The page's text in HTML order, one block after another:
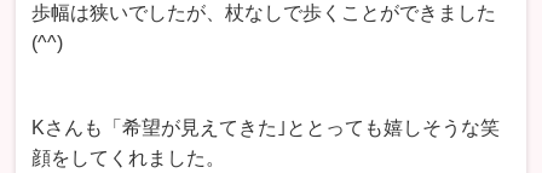
歩幅は狭いでしたが、杖なしで歩くことができました
(^^)
Kさんも「希望が見えてきた｣ととっても嬉しそうな笑
顔をしてくれました。